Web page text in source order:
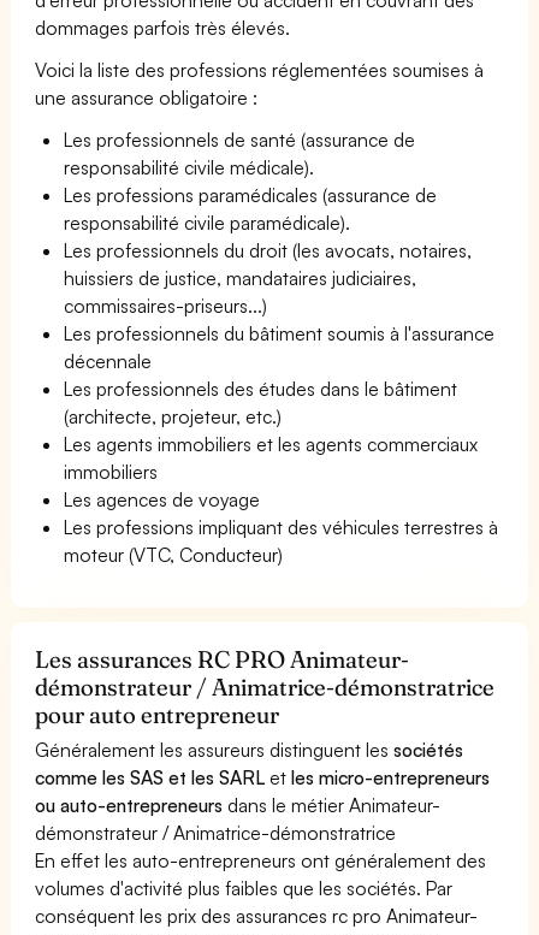
dommages parfois très élevés.
Voici la liste des professions réglementées soumises à
une assurance obligatoire :
Les professionnels de santé (assurance de
responsabilité civile médicale).
Les professions paramédicales (assurance de
responsabilité civile paramédicale).
Les professionnels du droit (les avocats, notaires,
huissiers de justice, mandataires judiciaires,
commissaires-priseurs...)
Les professionnels du bâtiment soumis à l'assurance
décennale
Les professionnels des études dans le bâtiment
(architecte, projeteur, etc.)
Les agents immobiliers et les agents commerciaux
immobiliers
Les agences de voyage
Les professions impliquant des véhicules terrestres à
moteur (VTC, Conducteur)
Les assurances RC PRO Animateur-
démonstrateur / Animatrice-démonstratrice
pour auto entrepreneur
Généralement les assureurs distinguent lessociétés
comme les SAS et les SARL etles micro-entrepreneurs
ou auto-entrepreneurs dans le métier Animateur-
démonstrateur / Animatrice-démonstratrice
En effet les auto-entrepreneurs ont généralement des
volumes d'activité plus faibles que les sociétés. Par
conséquent les prix des assurances rc pro Animateur-